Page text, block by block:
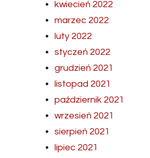
kwiecień 2022
marzec 2022
luty 2022
styczeń 2022
grudzień 2021
listopad 2021
październik 2021
wrzesień 2021
sierpień 2021
lipiec 2021